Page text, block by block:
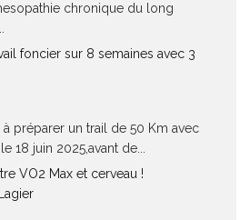
chronique du long
foncier sur 8 semaines avec 3
préparer un trail de 50 Km avec
18 juin 2025,avant de...
VO2 Max et cerveau !